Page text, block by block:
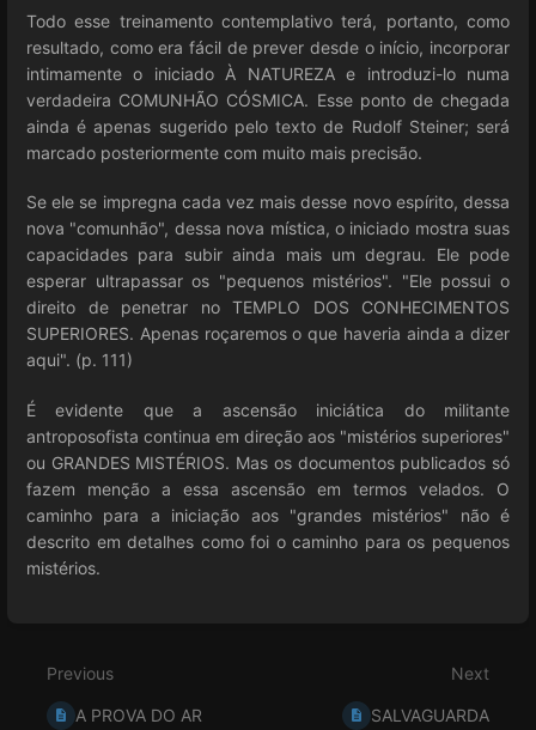
Todo esse treinamento contemplativo terá, portanto, como
resultado, como era fácil de prever desde o início, incorporar
intimamente o iniciado À NATUREZA e introduzi-lo numa
verdadeira COMUNHÃO CÓSMICA. Esse ponto de chegada
ainda é apenas sugerido pelo texto de Rudolf Steiner; será
marcado posteriormente com muito mais precisão.
Se ele se impregna cada vez mais desse novo espírito, dessa
nova "comunhão", dessa nova mística, o iniciado mostra suas
capacidades para subir ainda mais um degrau. Ele pode
esperar ultrapassar os "pequenos mistérios". "Ele possui o
direito de penetrar no TEMPLO DOS CONHECIMENTOS
SUPERIORES. Apenas roçaremos o que haveria ainda a dizer
aqui". (p. 111)
É evidente que a ascensão iniciática do militante
antroposofista continua em direção aos "mistérios superiores"
ou GRANDES MISTÉRIOS. Mas os documentos publicados só
fazem menção a essa ascensão em termos velados. O
caminho para a iniciação aos "grandes mistérios" não é
descrito em detalhes como foi o caminho para os pequenos
mistérios.
mode
Previous
A PROVA DO AR
Next
SALVAGUARDA